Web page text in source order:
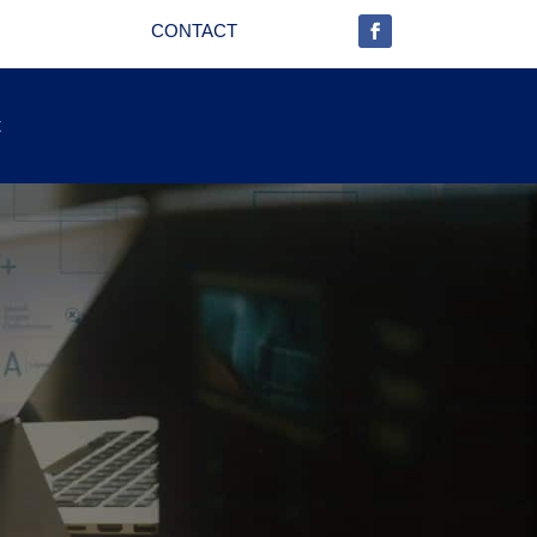
CONTACT